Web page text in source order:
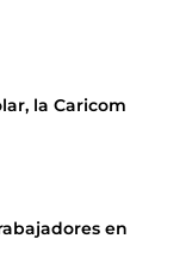
la Caricom
en